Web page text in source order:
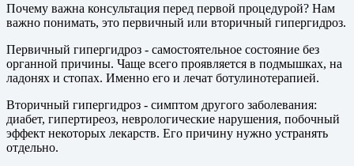
Почему важна консультация перед первой процедурой? Нам
важно понимать, это первичный или вторичный гипергидроз.
Первичный гипергидроз - самостоятельное состояние без
органной причины. Чаще всего проявляется в подмышках, на
ладонях и стопах. Именно его и лечат ботулинотерапией.
Вторичный гипергидроз - симптом другого заболевания:
диабет, гипертиреоз, неврологические нарушения, побочный
эффект некоторых лекарств. Его причину нужно устранять
отдельно.